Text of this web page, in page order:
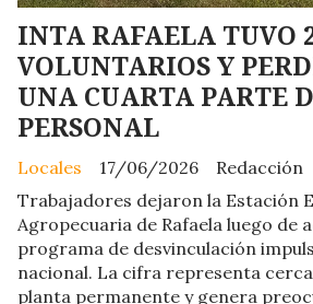
INTA RAFAELA TUVO
VOLUNTARIOS Y
UNA CUARTA PARTE
PERSONAL
Redacción
Locales
17/06/2026
Trabajadores dejaron la Estación
Agropecuaria de Rafaela luego de
programa de desvinculación
nacional. La cifra representa cerca
planta permanente y genera